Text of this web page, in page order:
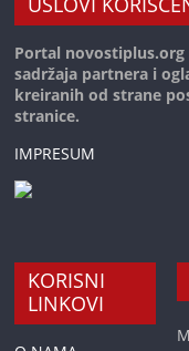
Portal
sadržaja partnera i
kreiranih od strane
stranice.
IMPRESUM
KORISNI
LINKOVI